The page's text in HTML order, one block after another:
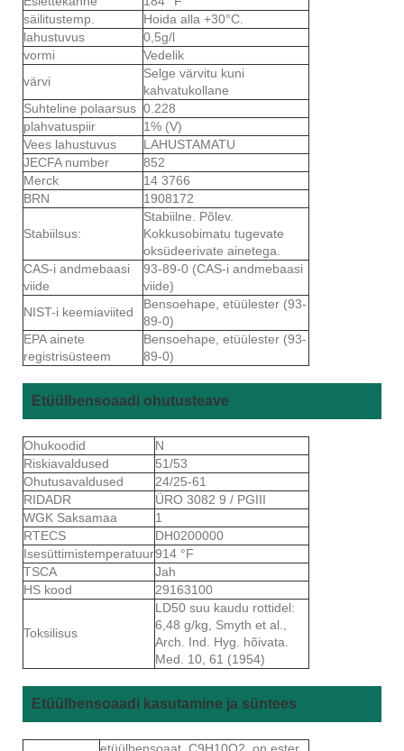
säilitustemp.
Hoida alla +30°C.
lahustuvus
0,5g/l
vormi
Vedelik
värvi
Selge värvitu kuni
kahvatukollane
Suhteline polaarsus 0.228
plahvatuspiir
1% (V)
Vees lahustuvus
LAHUSTAMATU
JECFA number
852
Merck
14 3766
BRN
1908172
Stabiilsus:
Stabiilne. Põlev.
Kokkusobimatu tugevate
oksüdeerivate ainetega.
CAS-i andmebaasi
viide
93-89-0 (CAS-i andmebaasi
viide)
NIST-i keemiaviited
Bensoehape, etüülester (93-
89-0)
EPA ainete
registrisüsteem
Bensoehape, etüülester (93-
89-0)
Etüülbensoaadi ohutusteave
Ohukoodid
N
Riskiavaldused
51/53
Ohutusavaldused
24/25-61
RIDADR
ÜRO 3082 9 / PGIII
WGK Saksamaa
1
RTECS
DH0200000
Isesüttimistemperatuur914 °F
TSCA
Jah
HS kood
29163100
Toksilisus
LD50 suu kaudu rottidel:
6,48 g/kg, Smyth et al.,
Arch. Ind. Hyg. hõivata.
Med. 10, 61 (1954)
Etüülbensoaadi kasutamine ja süntees
etüülbensoaat, C9H10O2, on ester,